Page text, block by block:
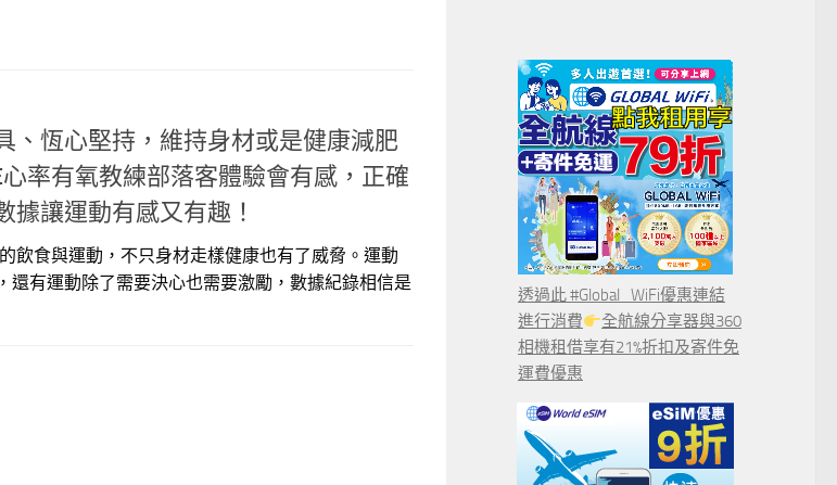
、恆心堅持，維持身材或是健康減肥
心率有氧教練部落客體驗會有感，正確
據讓運動有感又有趣！
飲食與運動，不只身材走樣健康也有了威脅。運動
還有運動除了需要決心也需要激勵，數據紀錄相信是
透過此 #Global_WiFi優惠連結
進行消費
全航線分享器與360
相機租借享有21%折扣及寄件免
運費優惠